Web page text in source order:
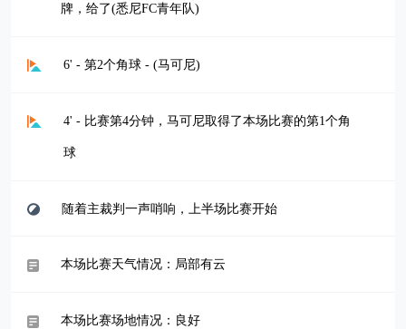
牌，给了(悉尼FC青年队)
6' - 第2个角球 - (马可尼)
4' - 比赛第4分钟，马可尼取得了本场比赛的第1个角
球
随着主裁判一声哨响，上半场比赛开始
本场比赛天气情况：局部有云
本场比赛场地情况：良好